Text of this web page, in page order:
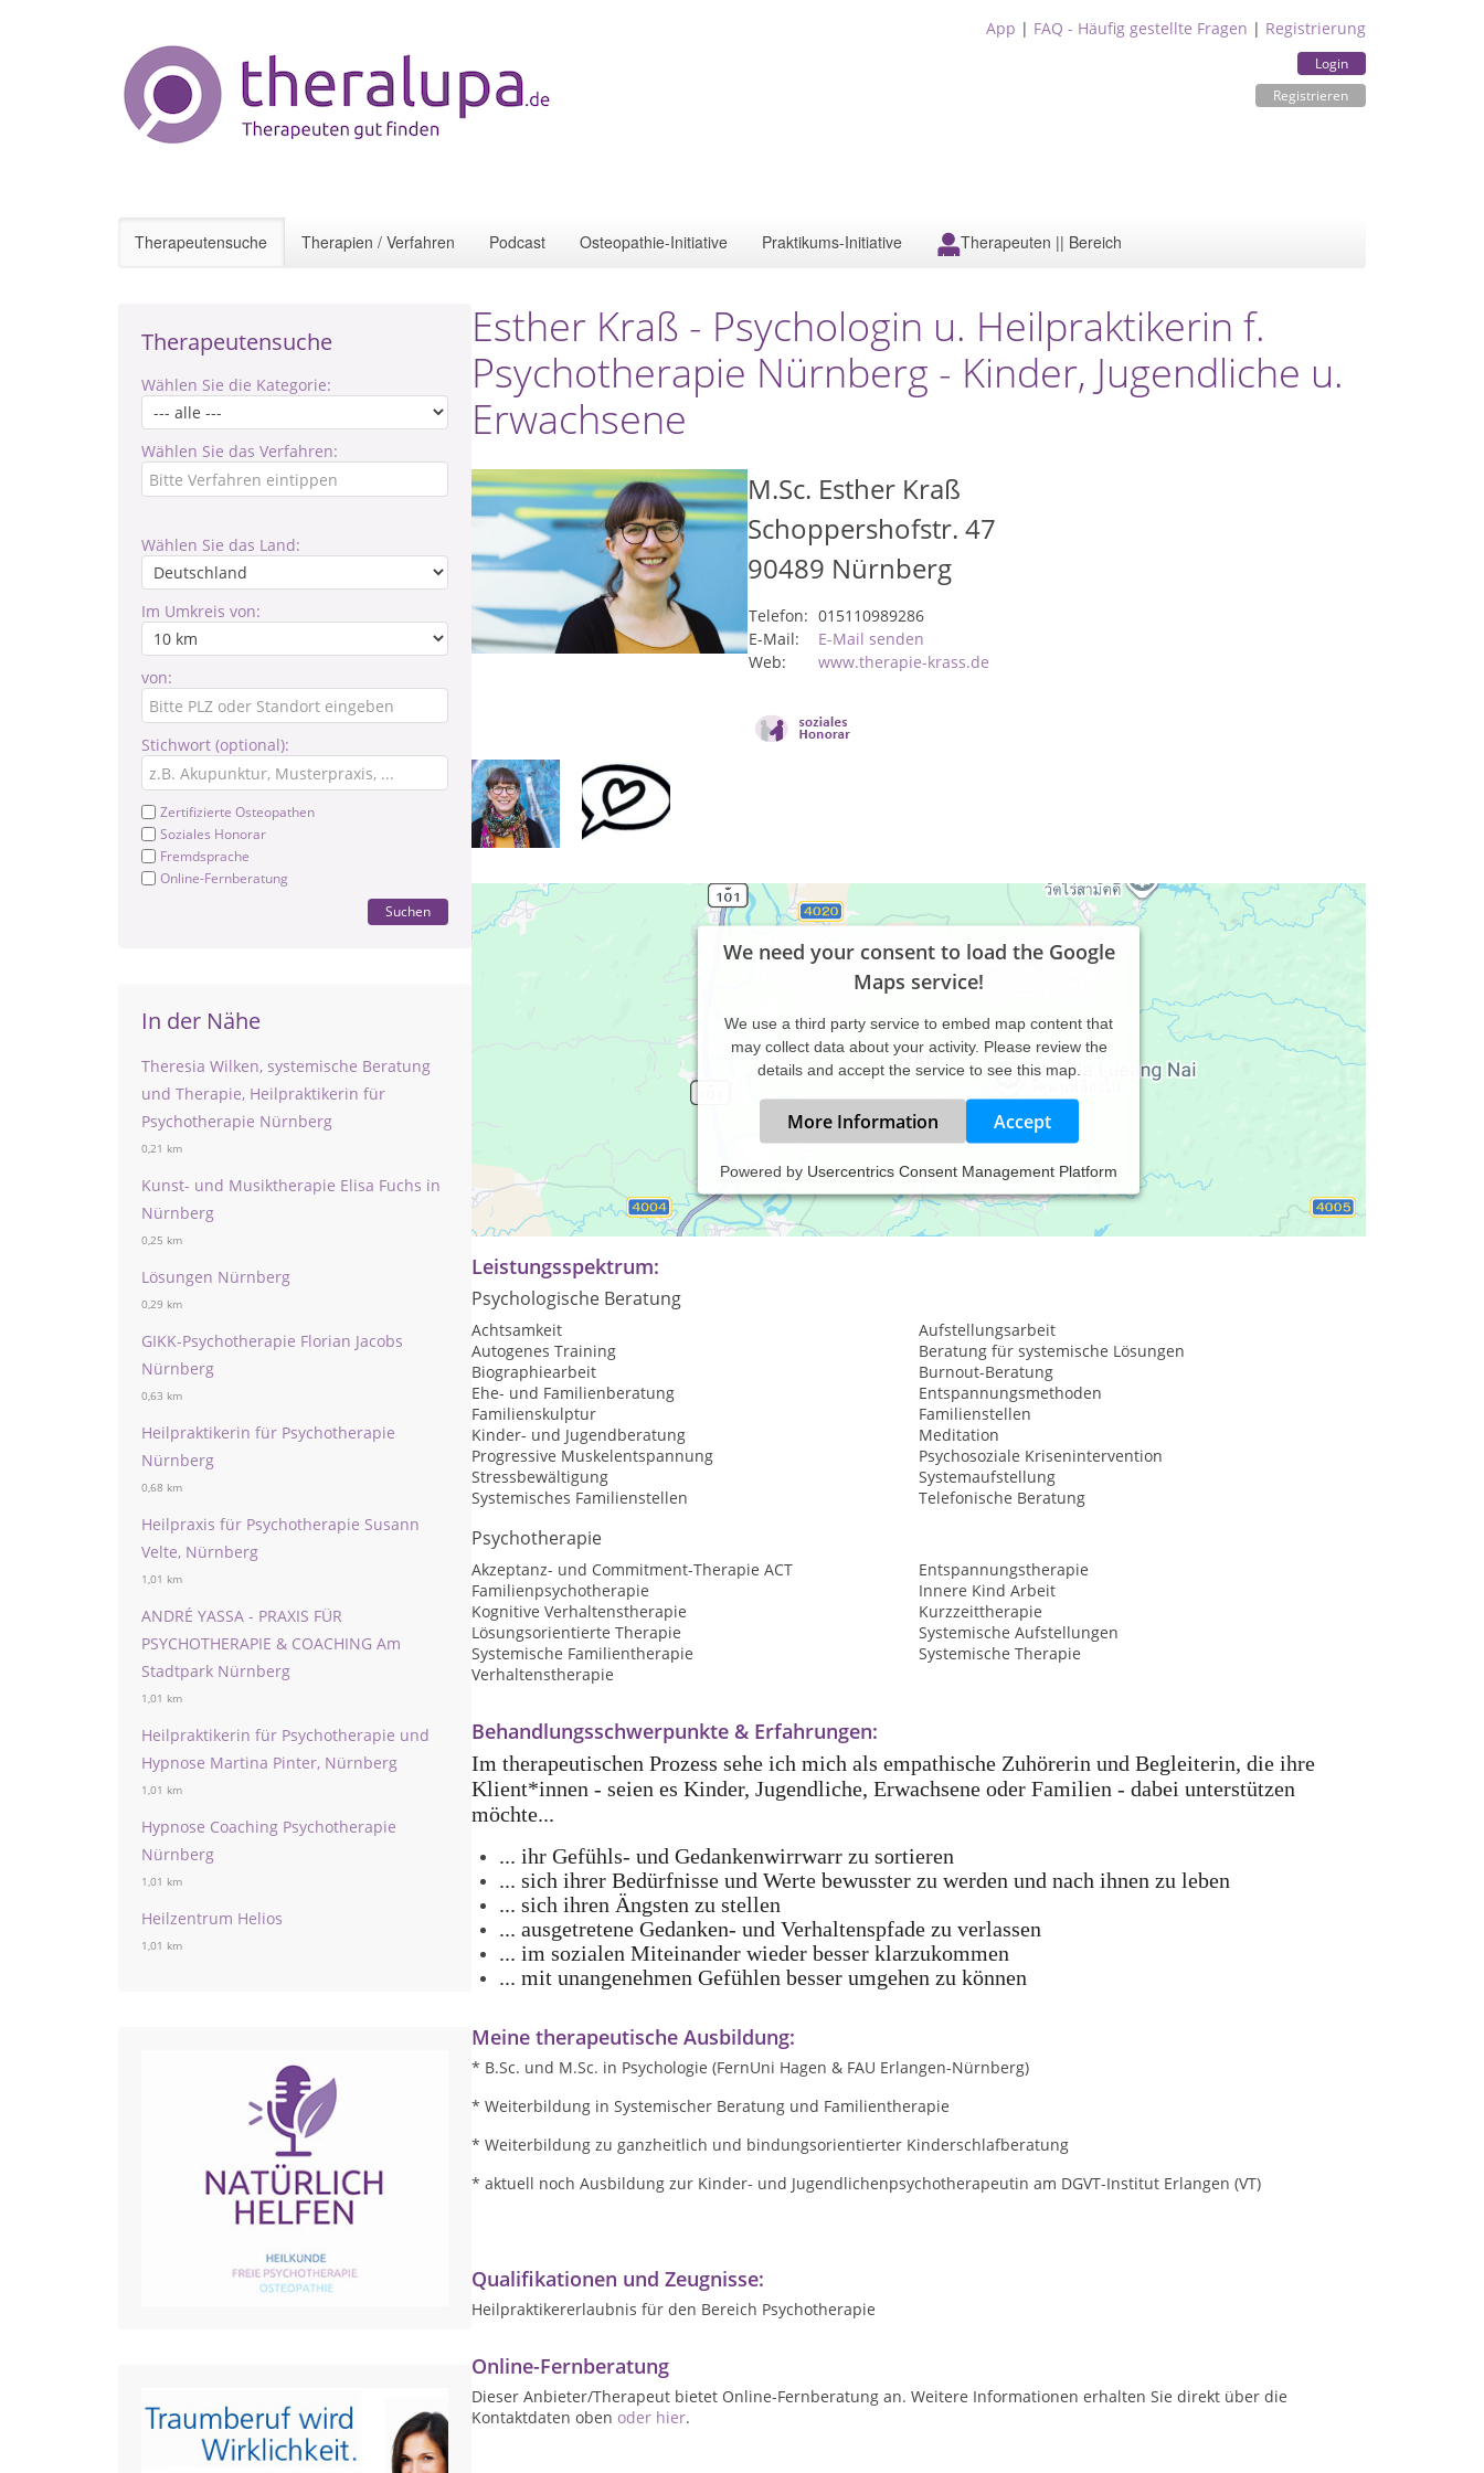
App | FAQ - Häufig gestellte Fragen | Registrierung
Login
Registrieren
Therapeutensuche Therapien / Verfahren Podcast Osteopathie-Initiative Praktikums-Initiative Therapeuten || Bereich
Therapeutensuche
Wählen Sie die Kategorie:
Wählen Sie das Verfahren:
Wählen Sie das Land:
Im Umkreis von:
von:
Stichwort (optional):
Zertifizierte Osteopathen
Soziales Honorar
Fremdsprache
Online-Fernberatung
Suchen
In der Nähe
Theresia Wilken, systemische Beratung
und Therapie, Heilpraktikerin für
Psychotherapie Nürnberg
0,21 km
Kunst- und Musiktherapie Elisa Fuchs in
Nürnberg
0,25 km
Lösungen Nürnberg
0,29 km
GIKK-Psychotherapie Florian Jacobs
Nürnberg
0,63 km
Heilpraktikerin für Psychotherapie
Nürnberg
0,68 km
Heilpraxis für Psychotherapie Susann
Velte, Nürnberg
1,01 km
ANDRÉ YASSA - PRAXIS FÜR
PSYCHOTHERAPIE & COACHING Am
Stadtpark Nürnberg
1,01 km
Heilpraktikerin für Psychotherapie und
Hypnose Martina Pinter, Nürnberg
1,01 km
Hypnose Coaching Psychotherapie
Nürnberg
1,01 km
Heilzentrum Helios
1,01 km
Esther Kraß - Psychologin u. Heilpraktikerin f.
Psychotherapie Nürnberg - Kinder, Jugendliche u.
Erwachsene
M.Sc. Esther Kraß
Schoppershofstr. 47
90489 Nürnberg
Telefon: 015110989286
E-Mail:
E-Mail senden
Web:
www.therapie-krass.de
We need your consent to load the Google
Maps service!
We use a third party service to embed map content that
may collect data about your activity. Please review the
details and accept the service to see this map.
More Information Accept
Powered by Usercentrics Consent Management Platform
Mein therapeutisches Angebot für Kinder, Jugendliche und Erwachsene umfasst Methoden aus Verhaltenstherapie und
Systemischer Therapie. Auch biete ich ganzheitliche und bindungsorientierte Kinderschlafberatung an.
Leistungsspektrum:
Psychologische Beratung
Achtsamkeit
Aufstellungsarbeit
Autogenes Training
Beratung für systemische Lösungen
Biographiearbeit
Burnout-Beratung
Ehe- und Familienberatung
Entspannungsmethoden
Familienskulptur
Familienstellen
Kinder- und Jugendberatung
Meditation
Progressive Muskelentspannung
Psychosoziale Krisenintervention
Stressbewältigung
Systemaufstellung
Systemisches Familienstellen
Telefonische Beratung
Psychotherapie
Akzeptanz- und Commitment-Therapie ACT
Entspannungstherapie
Familienpsychotherapie
Innere Kind Arbeit
Kognitive Verhaltenstherapie
Kurzzeittherapie
Lösungsorientierte Therapie
Systemische Aufstellungen
Systemische Familientherapie
Systemische Therapie
Verhaltenstherapie
Behandlungsschwerpunkte & Erfahrungen:
Im therapeutischen Prozess sehe ich mich als empathische Zuhörerin und Begleiterin, die ihre
Klient*innen - seien es Kinder, Jugendliche, Erwachsene oder Familien - dabei unterstützen
möchte...
... ihr Gefühls- und Gedankenwirrwarr zu sortieren
... sich ihrer Bedürfnisse und Werte bewusster zu werden und nach ihnen zu leben
... sich ihren Ängsten zu stellen
... ausgetretene Gedanken- und Verhaltenspfade zu verlassen
... im sozialen Miteinander wieder besser klarzukommen
... mit unangenehmen Gefühlen besser umgehen zu können
Meine therapeutische Ausbildung:
* B.Sc. und M.Sc. in Psychologie (FernUni Hagen & FAU Erlangen-Nürnberg)
* Weiterbildung in Systemischer Beratung und Familientherapie
* Weiterbildung zu ganzheitlich und bindungsorientierter Kinderschlafberatung
* aktuell noch Ausbildung zur Kinder- und Jugendlichenpsychotherapeutin am DGVT-Institut Erlangen (VT)
Qualifikationen und Zeugnisse:
Heilpraktikererlaubnis für den Bereich Psychotherapie
Online-Fernberatung
Dieser Anbieter/Therapeut bietet Online-Fernberatung an. Weitere Informationen erhalten Sie direkt über die
Kontaktdaten oben oder hier.